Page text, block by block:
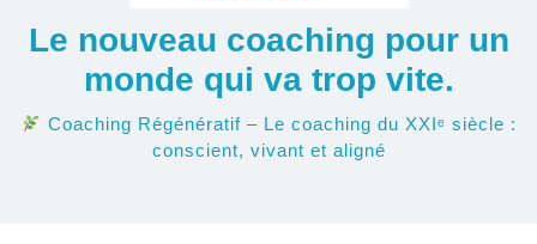
Le nouveau coaching pour un
monde qui va trop vite.
Coaching Régénératif – Le coaching du XXIᵉ siècle :
conscient, vivant et aligné